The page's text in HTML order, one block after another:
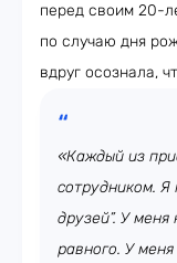
перед своим 20-
по случаю дня
вдруг осознала,
«Каждый из
сотрудником. Я
друзей”. У
равного. У